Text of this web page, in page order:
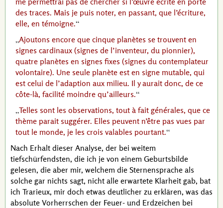
des traces. Mais je puis noter, en passant, que l’écriture,
elle, en témoigne.
Ajoutons encore que cinque planètes se trouvent en
signes cardinaux (signes de l’inventeur, du pionnier),
quatre planètes en signes fixes (signes du contemplateur
volontaire). Une seule planète est en signe mutable, qui
est celui de l’adaption aux milieu. Il y aurait donc, de ce
côte-là, facilité moindre qu’ailleurs.
Telles sont les observations, tout à fait générales, que ce
thème parait suggérer. Elles peuvent n’être pas vues par
tout le monde, je les crois valables pourtant.
Nach Erhalt dieser Analyse, der bei weitem
tiefschürfendsten, die ich je von einem Geburtsbilde
gelesen, die aber mir, welchem die Sternensprache als
solche gar nichts sagt, nicht alle erwartete Klarheit gab, bat
ich Trarieux, mir doch etwas deutlicher zu erklären, was das
absolute Vorherrschen der Feuer- und Erdzeichen bei